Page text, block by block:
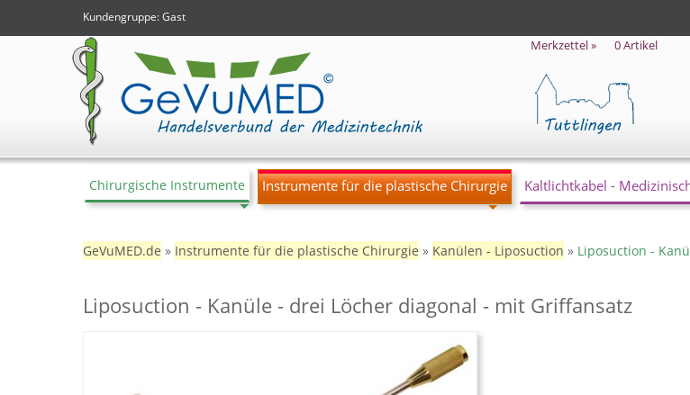
Kundengruppe:Gast
Merkzettel » 0Artikel
Chirurgische Instrumente Instrumente für die plastische Chirurgie Kaltlichtkabel -
GeVuMED.de » Instrumente für die plastische Chirurgie » Kanülen - Liposuction » Liposuction -
Liposuction - Kanüle - drei Löcher diagonal - mit Griffansatz